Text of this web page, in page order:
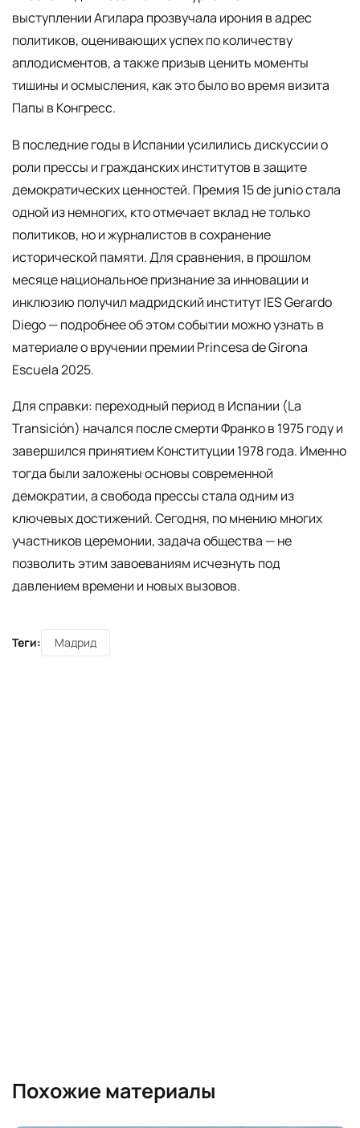
выступлении Агилара прозвучала ирония в адрес
политиков, оценивающих успех по количеству
аплодисментов, а также призыв ценить моменты
тишины и осмысления, как это было во время визита
Папы в Конгресс.
В последние годы в Испании усилились дискуссии о
роли прессы и гражданских институтов в защите
демократических ценностей. Премия 15 de junio стала
одной из немногих, кто отмечает вклад не только
политиков, но и журналистов в сохранение
исторической памяти. Для сравнения, в прошлом
месяце национальное признание за инновации и
инклюзию получил мадридский институт IES Gerardo
Diego — подробнее об этом событии можно узнать в
материале о вручении премии Princesa de Girona
Escuela 2025.
Для справки: переходный период в Испании (La
Transición) начался после смерти Франко в 1975 году и
завершился принятием Конституции 1978 года. Именно
тогда были заложены основы современной
демократии, а свобода прессы стала одним из
ключевых достижений. Сегодня, по мнению многих
участников церемонии, задача общества — не
позволить этим завоеваниям исчезнуть под
давлением времени и новых вызовов.
Теги: Мадрид
Похожие материалы